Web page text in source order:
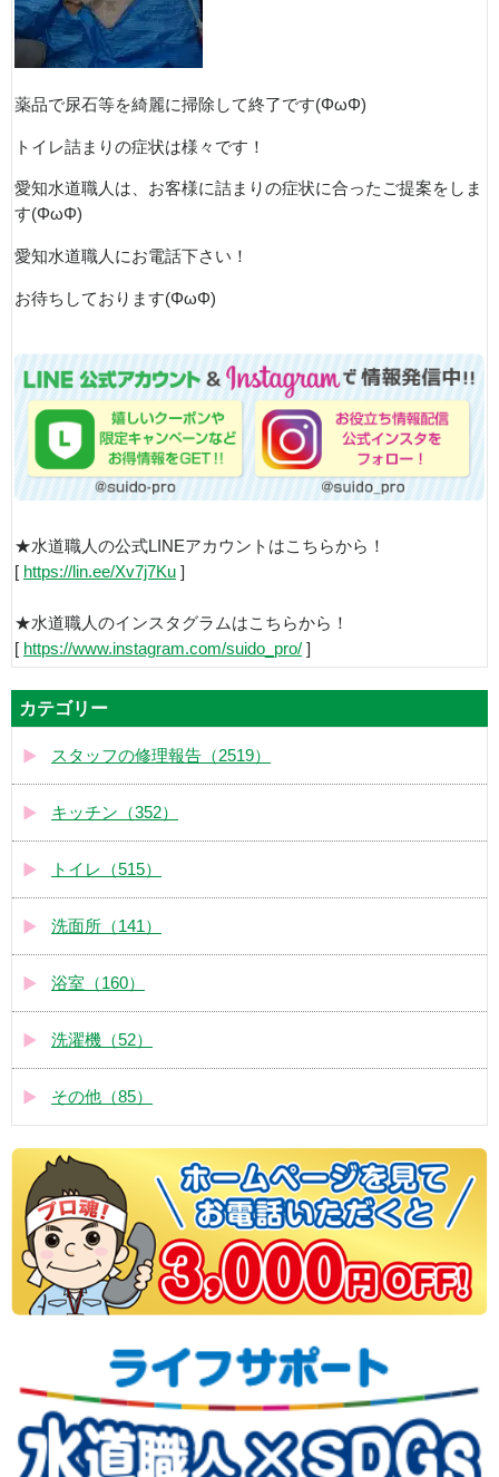
薬品で尿石等を綺麗に掃除して終了です(ΦωΦ)
トイレ詰まりの症状は様々です！
愛知水道職人は、お客様に詰まりの症状に合ったご提案をしま
す(ΦωΦ)
愛知水道職人にお電話下さい！
お待ちしております(ΦωΦ)
★水道職人の公式LINEアカウントはこちらから！
[ https://lin.ee/Xv7j7Ku ]
★水道職人のインスタグラムはこちらから！
[ https://www.instagram.com/suido_pro/ ]
カテゴリー
スタッフの修理報告（2519）
キッチン（352）
トイレ（515）
洗面所（141）
浴室（160）
洗濯機（52）
その他（85）